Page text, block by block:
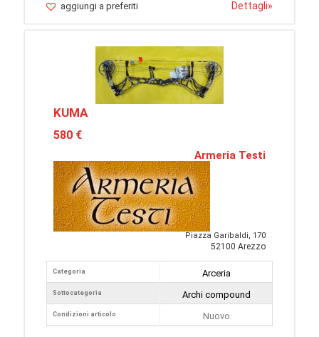
aggiungi a preferiti Dettagli»
KUMA
580 €
Armeria Testi
Piazza Garibaldi, 170
52100 Arezzo
Categoria
Sottocategoria
Condizioni articolo
Arceria
Archi compound
Nuovo